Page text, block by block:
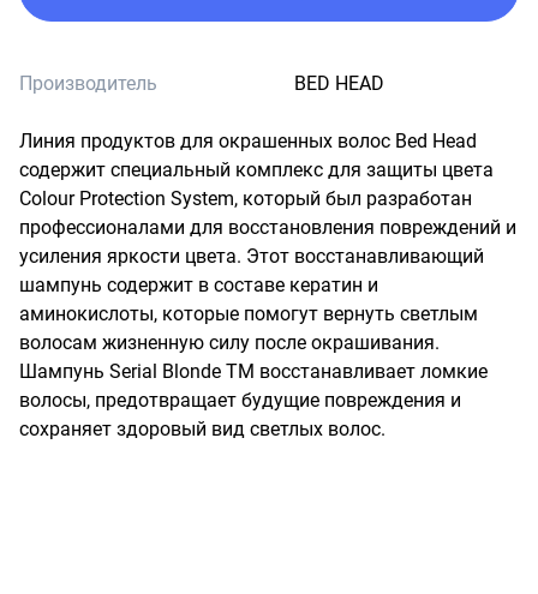
Производитель BED HEAD
Линия продуктов для окрашенных волос Вed Head
cодержит специальный комплекс для защиты цвета
Сolour Protection System, который был разработан
профессионалами для восстановления повреждений и
усиления яркости цвета. Этот восстанавливающий
шампунь содержит в составе кератин и
аминокислоты, которые помогут вернуть светлым
волосам жизненную силу после окрашивания.
Шампунь Serial Blonde TM восстанавливает ломкие
волосы, предотвращает будущие повреждения и
сохраняет здоровый вид светлых волос.